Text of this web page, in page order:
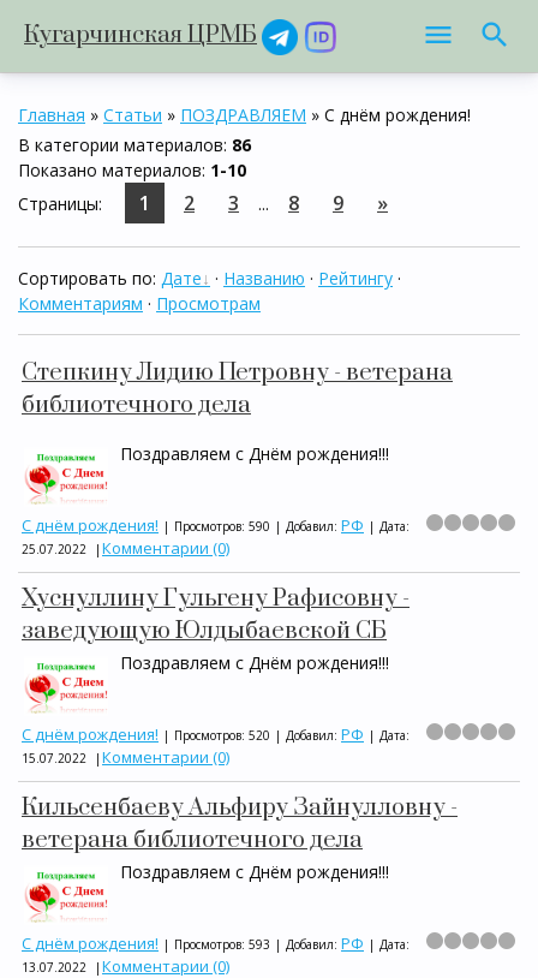
Кугарчинская ЦРМБ
Главная » Статьи » ПОЗДРАВЛЯЕМ » С днём рождения!
В категории материалов: 86
Показано материалов: 1-10
Страницы: 1 2 3 ... 8 9 »
Сортировать по: Дате · Названию · Рейтингу ·
Комментариям · Просмотрам
Степкину Лидию Петровну - ветерана
библиотечного дела
Поздравляем с Днём рождения!!!
С днём рождения! | Просмотров: 590 | Добавил: РФ | Дата:
25.07.2022
| Комментарии (0)
Хуснуллину Гульгену Рафисовну -
заведующую Юлдыбаевской СБ
Поздравляем с Днём рождения!!!
С днём рождения! | Просмотров: 520 | Добавил: РФ | Дата:
15.07.2022
| Комментарии (0)
Кильсенбаеву Альфиру Зайнулловну -
ветерана библиотечного дела
Поздравляем с Днём рождения!!!
С днём рождения! | Просмотров: 593 | Добавил: РФ | Дата:
13.07.2022
| Комментарии (0)